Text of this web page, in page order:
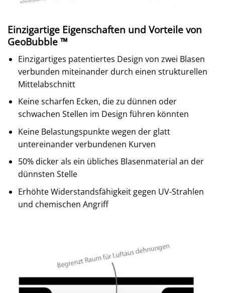
Einzigartige Eigenschaften und Vorteile von
GeoBubble ™
Einzigartiges patentiertes Design von zwei Blasen
verbunden miteinander durch einen strukturellen
Mittelabschnitt
Keine scharfen Ecken, die zu dünnen oder
schwachen Stellen im Design führen könnten
Keine Belastungspunkte wegen der glatt
untereinander verbundenen Kurven
50% dicker als ein übliches Blasenmaterial an der
dünnsten Stelle
Erhöhte Widerstandsfähigkeit gegen UV-Strahlen
und chemischen Angriff